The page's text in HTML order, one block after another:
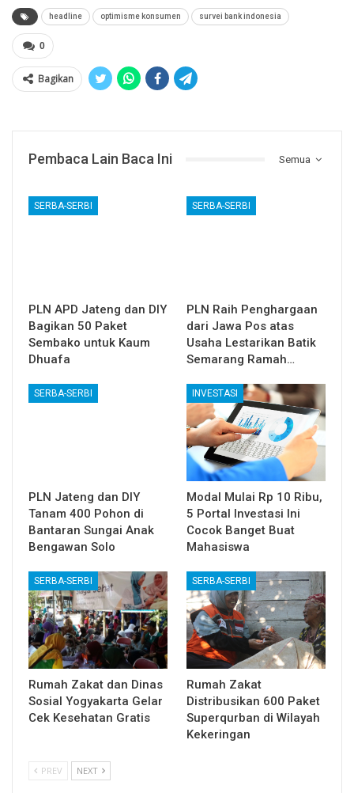
headline optimisme konsumen survei bank indonesia
0
Bagikan
Semua
Pembaca Lain Baca Ini
SERBA-SERBI
PLN APD Jateng dan DIY
Bagikan 50 Paket
Sembako untuk Kaum
Dhuafa
SERBA-SERBI
PLN Raih Penghargaan
dari Jawa Pos atas
Usaha Lestarikan Batik
Semarang Ramah…
SERBA-SERBI
PLN Jateng dan DIY
Tanam 400 Pohon di
Bantaran Sungai Anak
Bengawan Solo
INVESTASI
Modal Mulai Rp 10 Ribu,
5 Portal Investasi Ini
Cocok Banget Buat
Mahasiswa
SERBA-SERBI
Rumah Zakat dan Dinas
Sosial Yogyakarta Gelar
Cek Kesehatan Gratis
SERBA-SERBI
Rumah Zakat
Distribusikan 600 Paket
Superqurban di Wilayah
Kekeringan
PREV NEXT